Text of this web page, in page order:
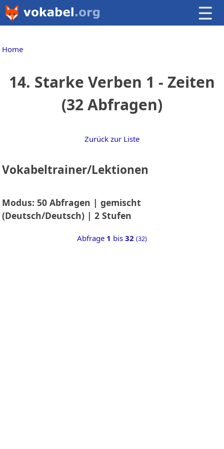
☰
Home
14. Starke Verben 1 - Zeiten
(32 Abfragen)
Zurück zur Liste
Vokabeltrainer/Lektionen
Modus: 50 Abfragen | gemischt
(Deutsch/Deutsch) | 2 Stufen
Abfrage 1 bis 32 (32)